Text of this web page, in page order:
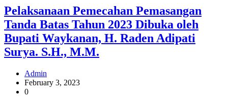
Pelaksanaan Pemecahan Pemasangan
Tanda Batas Tahun 2023 Dibuka oleh
Bupati Waykanan, H. Raden Adipati
Surya. S.H., M.M.
Admin
February 3, 2023
0